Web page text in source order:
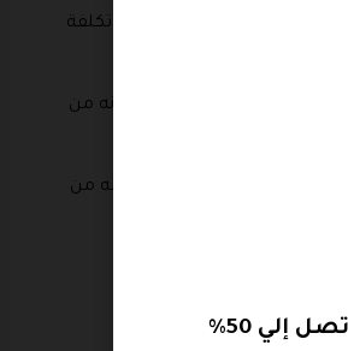
من تفعيل كود الخصم على تكلفة
تصفحها واختيار ما تحبونه من
الغنيم واختيار ما تحبونه من
50%